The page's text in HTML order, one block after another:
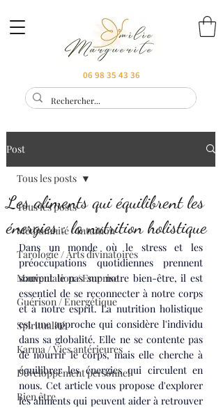
06 98 35 43 36
Post
Tous les posts
Médiumnité / Intuition
Tarologie / Arts divinatoires
Manipulation / Emprise
Guérison / Energétique
Spiritualité
Karma / Vies antérieures
Développement personnel
Bien être
Tous les posts
Les aliments qui équilibrent les
énergies : la nutrition holistique
Dans un monde où le stress et les
préoccupations quotidiennes prennent
souvent le pas sur notre bien-être, il est
essentiel de se reconnecter à notre corps
et à notre esprit. La nutrition holistique
est une approche qui considère l'individu
dans sa globalité. Elle ne se contente pas
de nourrir le corps, mais elle cherche à
équilibrer les énergies qui circulent en
nous. Cet article vous propose d'explorer
les aliments qui peuvent aider à retrouver